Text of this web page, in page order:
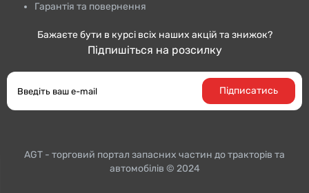
Гарантія та повернення
Бажаєте бути в курсі всіх наших акцій та знижок?
Підпишіться на розсилку
Підписатись
AGT - торговий портал запасних частин до тракторiв та
автомобілів © 2024